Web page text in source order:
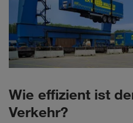
Wie effizient ist
Verkehr?